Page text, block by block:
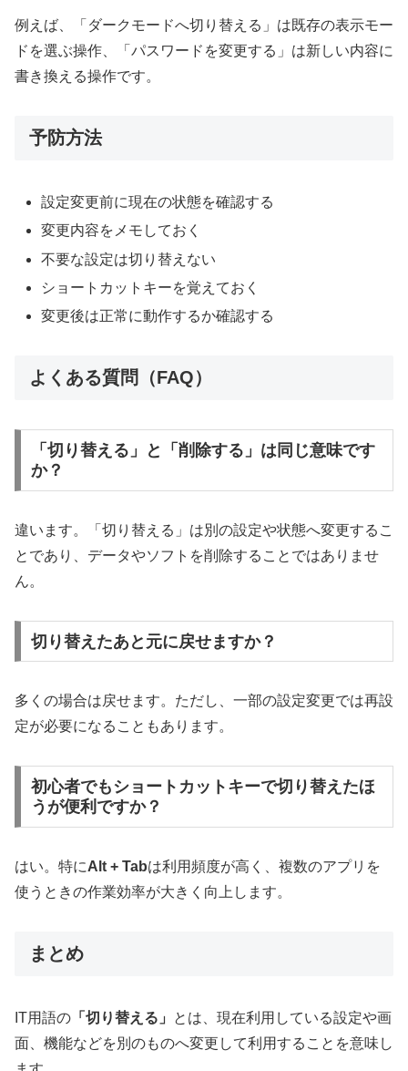
例えば、「ダークモードへ切り替える」は既存の表示モー
ドを選ぶ操作、「パスワードを変更する」は新しい内容に
書き換える操作です。
予防方法
設定変更前に現在の状態を確認する
変更内容をメモしておく
不要な設定は切り替えない
ショートカットキーを覚えておく
変更後は正常に動作するか確認する
よくある質問（FAQ）
「切り替える」と「削除する」は同じ意味です
か？
違います。「切り替える」は別の設定や状態へ変更するこ
とであり、データやソフトを削除することではありませ
ん。
切り替えたあと元に戻せますか？
多くの場合は戻せます。ただし、一部の設定変更では再設
定が必要になることもあります。
初心者でもショートカットキーで切り替えたほ
うが便利ですか？
はい。特にAlt + Tabは利用頻度が高く、複数のアプリを
使うときの作業効率が大きく向上します。
まとめ
IT用語の 「切り替える」
とは、現在利用している設定や画
面、機能などを別のものへ変更して利用することを意味し